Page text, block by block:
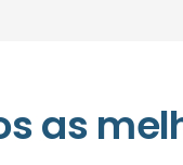
as